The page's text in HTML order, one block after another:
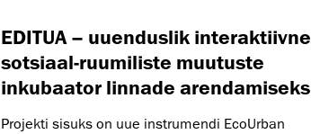
EDITUA – uuenduslik interaktiivne
sotsiaal-ruumiliste muutuste
inkubaator linnade arendamiseks
Projekti sisuks on uue instrumendi EcoUrban